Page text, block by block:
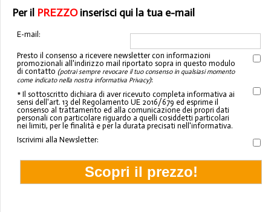
Per il PREZZOinserisci qui la tua e-mail
E-mail:
Presto il consenso a ricevere newsletter con informazioni
promozionali all'indirizzo mail riportato sopra in questo modulo
di contatto (potrai sempre revocare il tuo consenso in qualsiasi momento
come indicato nella nostra informativa Privacy):
* Il sottoscritto dichiara di aver ricevuto completa informativa ai
sensi dell'art. 13 del Regolamento UE 2016/679 ed esprime il
consenso al trattamento ed alla comunicazione dei propri dati
personali con particolare riguardo a quelli cosiddetti particolari
nei limiti, per le finalità e per la durata precisati nell'informativa.
Iscrivimi alla Newsletter: